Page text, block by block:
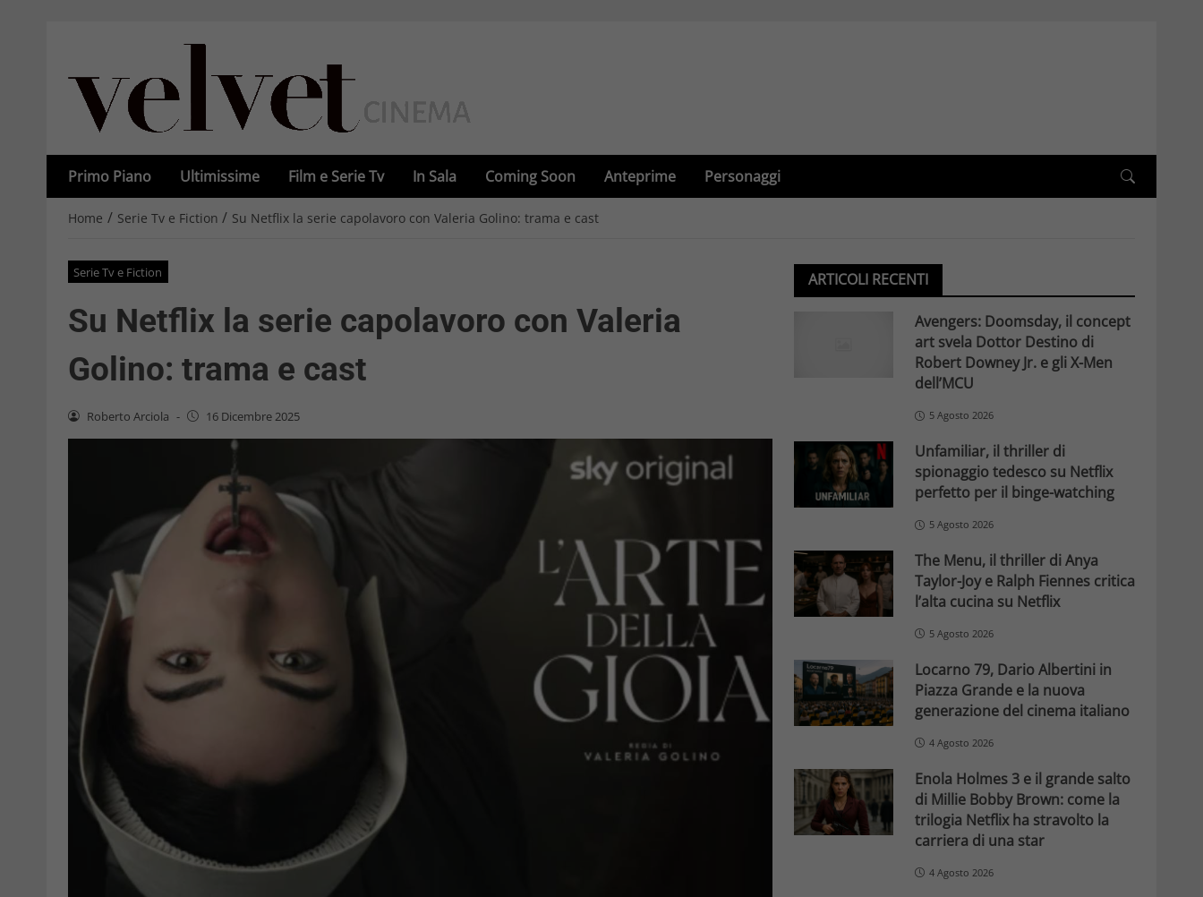
Primo Piano Ultimissime Film e Serie Tv In Sala Coming Soon Anteprime Personaggi
Home / Serie Tv e Fiction / Su Netflix la serie capolavoro con Valeria Golino: trama e cast
Serie Tv e Fiction
Su Netflix la serie capolavoro con Valeria
Golino: trama e cast
Roberto Arciola - 16 Dicembre 2025
ARTICOLI RECENTI
Avengers: Doomsday, il concept
art svela Dottor Destino di
Robert Downey Jr. e gli X-Men
dell’MCU
5 Agosto 2026
Unfamiliar, il thriller di
spionaggio tedesco su Netflix
perfetto per il binge-watching
5 Agosto 2026
The Menu, il thriller di Anya
Taylor-Joy e Ralph Fiennes critica
l’alta cucina su Netflix
5 Agosto 2026
Locarno 79, Dario Albertini in
Piazza Grande e la nuova
generazione del cinema italiano
4 Agosto 2026
Enola Holmes 3 e il grande salto
di Millie Bobby Brown: come la
trilogia Netflix ha stravolto la
carriera di una star
4 Agosto 2026